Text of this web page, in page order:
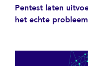
Pentest laten
het echte